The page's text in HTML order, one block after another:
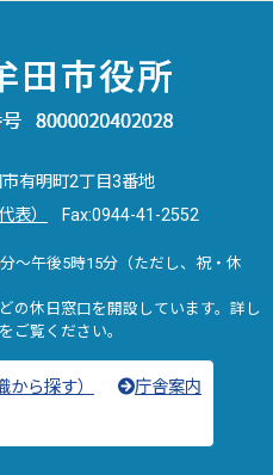
有明町2丁目3番地
表） Fax:0944-41-2552
～午後5時15分（ただし、祝・休
の休日窓口を開設しています。詳し
ご覧ください。
ら探す）
庁舎案内